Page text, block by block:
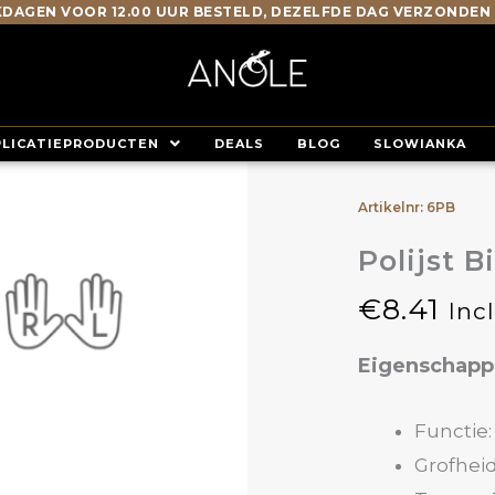
VOOR 12.00 UUR BESTELD, DEZELFDE DAG VERZONDEN
DEALS BLOG SLOWIANKA
Artikelnr: 6PB
Polijst
€8.41